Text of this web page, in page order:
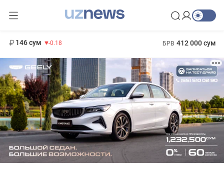
11 916 сум 28.92 МРОТ 1 271 000 сум